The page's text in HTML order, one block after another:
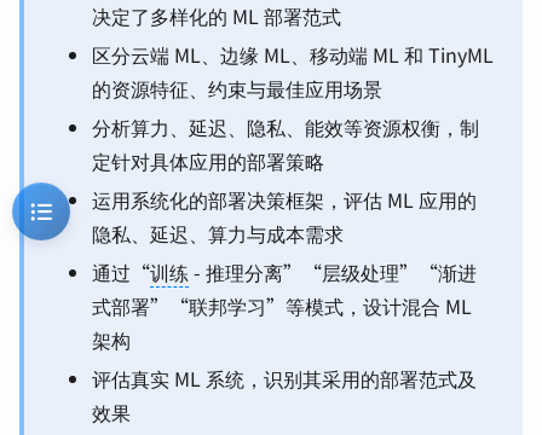
决定了多样化的 ML 部署范式
区分云端 ML、边缘 ML、移动端 ML 和 TinyML
的资源特征、约束与最佳应用场景
分析算力、延迟、隐私、能效等资源权衡，制
定针对具体应用的部署策略
运用系统化的部署决策框架，评估 ML 应用的
隐私、延迟、算力与成本需求
通过“训练 - 推理分离”“层级处理”“渐进
式部署”“联邦学习”等模式，设计混合 ML
架构
评估真实 ML 系统，识别其采用的部署范式及
效果